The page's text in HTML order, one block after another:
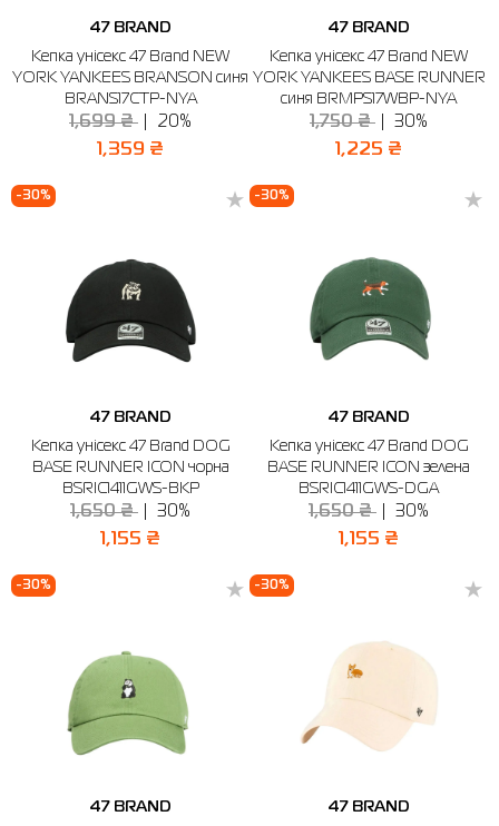
Термобілизна
Толстовки
Шапки
Шарфи
The North Face
Under Armour
Сандалі
Бренди
Radder
47 BRAND
Кепка унісекс 47 Brand NEW
YORK YANKEES BRANSON синя
BRANS17CTP-NYA
1,699 ₴ 20%
1,359 ₴
47 BRAND
Кепка унісекс 47 Brand NEW
YORK YANKEES BASE RUNNER
синя BRMPS17WBP-NYA
1,750 ₴ 30%
1,225 ₴
-30%
47 BRAND
Кепка унісекс 47 Brand DOG
BASE RUNNER ICON чорна
BSRIC1411GWS-BKP
1,650 ₴ 30%
1,155 ₴
-30%
47 BRAND
Кепка унісекс 47 Brand DOG
BASE RUNNER ICON зелена
BSRIC1411GWS-DGA
1,650 ₴ 30%
1,155 ₴
-30%
47 BRAND
-30%
47 BRAND